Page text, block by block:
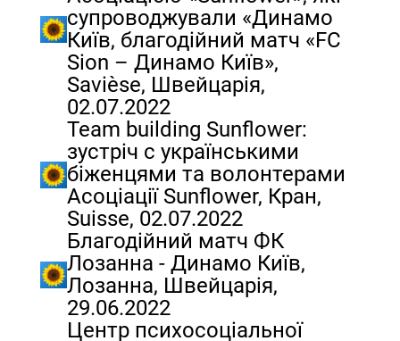
супроводжували «Динамо
Київ, благодійний матч «FC
Sion – Динамо Київ»,
Savièse, Швейцарія,
02.07.2022
Team building Sunflower:
зустріч с українськими
біженцями та волонтерами
Асоціації Sunflower, Кран,
Suisse, 02.07.2022
Благодійний матч ФК
Лозанна - Динамо Київ,
Лозанна, Швейцарія,
29.06.2022
Центр психосоціальної